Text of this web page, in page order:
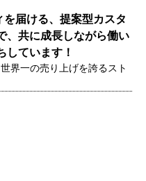
届ける、提案型カスタ
、共に成長しながら働い
しています！
界一の売り上げを誇るスト